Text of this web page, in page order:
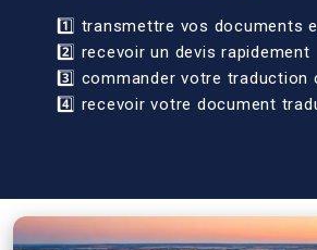
1️⃣ transmettre vos documents
2️⃣ recevoir un devis rapidement
3️⃣ commander votre traduction
4️⃣ recevoir votre document